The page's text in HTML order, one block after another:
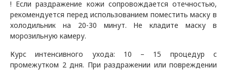
! Если раздражение кожи сопровождается отечностью,
рекомендуется перед использованием поместить маску в
холодильник на 20-30 минут. Не кладите маску в
морозильную камеру.
Курс интенсивного ухода: 10 – 15 процедур с
промежутком 2 дня. При раздражении или повреждении